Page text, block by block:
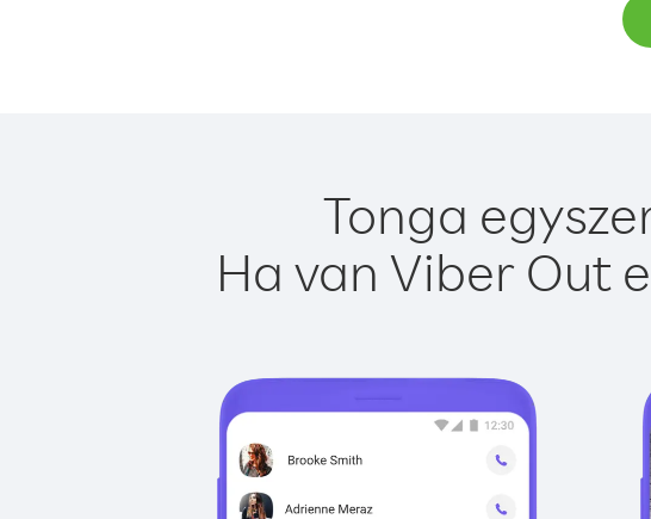
Tonga
Ha van Viber Out